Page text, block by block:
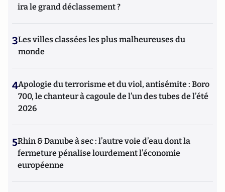
ira le grand déclassement ?
3Les villes classées les plus malheureuses du
monde
4Apologie du terrorisme et du viol, antisémite : Boro
700, le chanteur à cagoule de l’un des tubes de l’été
2026
5Rhin & Danube à sec : l’autre voie d’eau dont la
fermeture pénalise lourdement l’économie
européenne